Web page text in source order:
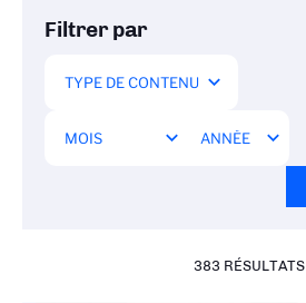
Filtrer par
383 RÉSULTATS